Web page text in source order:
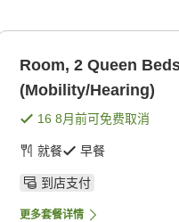
Room, 2 Queen
(Mobility/Hearing)
16 8月前可免费取消
就餐 早餐
到店支付
更多套餐详情